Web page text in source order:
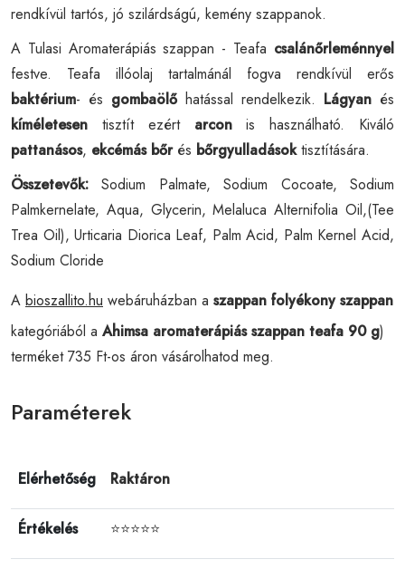
rendkívül tartós, jó szilárdságú, kemény szappanok.
A Tulasi Aromaterápiás szappan - Teafa csalánőrleménnyel
festve. Teafa illóolaj tartalmánál fogva rendkívül erős
baktérium- és gombaölő hatással rendelkezik. Lágyan és
kíméletesen tisztít ezért arconis használható. Kiváló
pattanásos, ekcémás bőr és bőrgyulladásoktisztítására.
Összetevők:Sodium Palmate, Sodium Cocoate, Sodium
Palmkernelate, Aqua, Glycerin, Melaluca Alternifolia Oil,(Tee
Trea Oil), Urticaria Diorica Leaf, Palm Acid, Palm Kernel Acid,
Sodium Cloride
A bioszallito.hu webáruházban a szappan folyékony szappan
kategóriából a Ahimsa aromaterápiás szappan teafa 90 g)
terméket 735 Ft-os áron vásárolhatod meg.
Paraméterek
Elérhetőség Raktáron
Értékelés ⭐⭐⭐⭐⭐